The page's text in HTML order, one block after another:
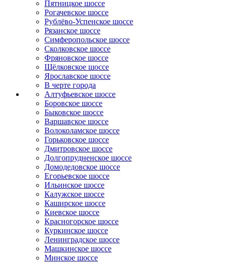
Пятницкое шоссе
Рогачевское шоссе
Рублёво-Успенское шоссе
Рязанское шоссе
Симферопольское шоссе
Сколковское шоссе
Фряновское шоссе
Щёлковское шоссе
Ярославское шоссе
B черте города
Алтуфьевское шоссе
Боровское шоссе
Быковское шоссе
Варшавское шоссе
Волоколамское шоссе
Горьковское шоссе
Дмитровское шоссе
Долгопрудненское шоссе
Домодедовское шоссе
Егорьевское шоссе
Ильинское шоссе
Калужское шоссе
Каширское шоссе
Киевское шоссе
Красногорское шоссе
Куркинское шоссе
Ленинградское шоссе
Машкинское шоссе
Минское шоссе